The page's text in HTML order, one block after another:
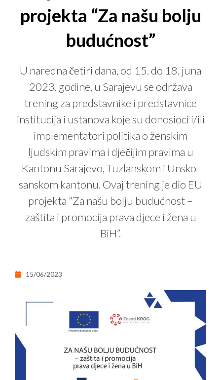
projekta “Za našu bolju
budućnost”
U naredna četiri dana, od 15. do 18. juna
2023. godine, u Sarajevu se održava
trening za predstavnike i predstavnice
institucija i ustanova koje su donosioci i/ili
implementatori politika o ženskim
ljudskim pravima i dječijim pravima u
Kantonu Sarajevo, Tuzlanskom i Unsko-
sanskom kantonu. Ovaj trening je dio EU
projekta “Za našu bolju budućnost –
zaštita i promocija prava djece i žena u
BiH”.
15/06/2023